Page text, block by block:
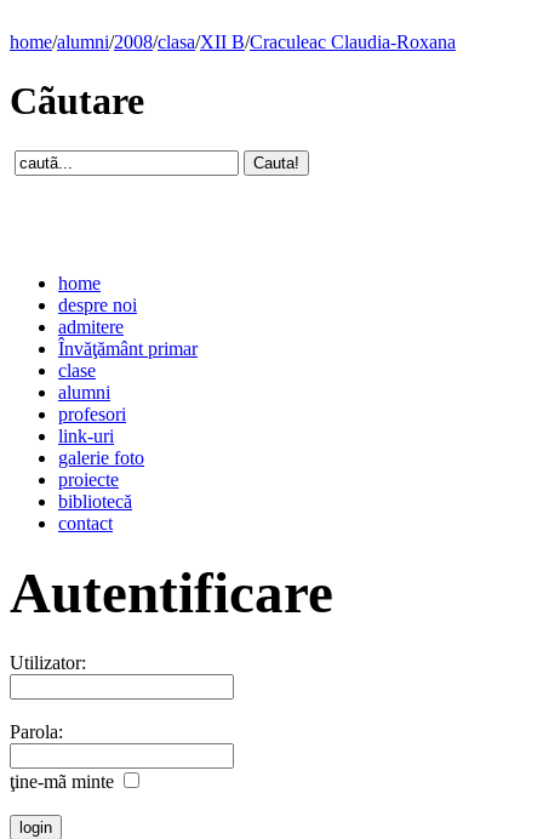
home/alumni/2008/clasa/XII B/Craculeac Claudia-Roxana
Cãutare
home
despre noi
admitere
Învăţământ primar
clase
alumni
profesori
link-uri
galerie foto
proiecte
bibliotecă
contact
Autentificare
Utilizator:
Parola:
ţine-mã minte